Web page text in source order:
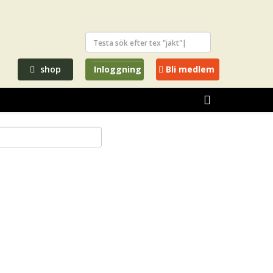
shop Inloggning Bli medlem